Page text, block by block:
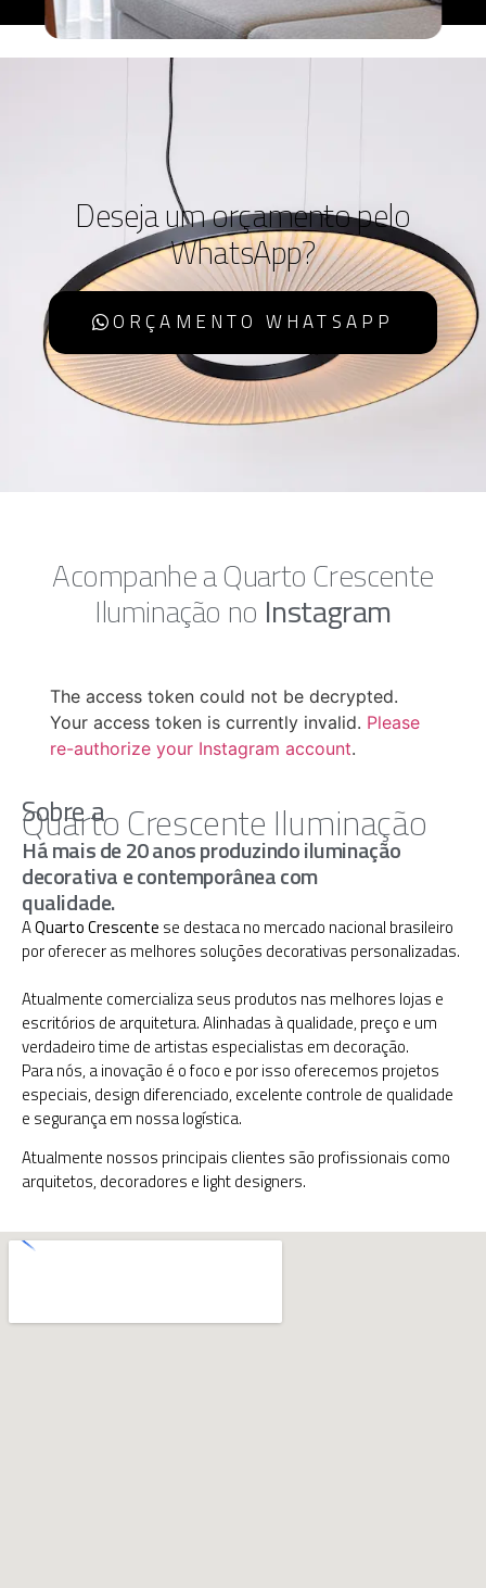
Deseja um orçamento pelo
WhatsApp?
ORÇAMENTO WHATSAPP
Acompanhe a Quarto Crescente
Iluminação no Instagram
The access token could not be decrypted.
Your access token is currently invalid. Please
re-authorize your Instagram account.
Sobre a
Quarto Crescente Iluminação
Há mais de 20 anos produzindo iluminação
decorativa e contemporânea com
qualidade.
AQuarto Crescente se destaca no mercado nacional brasileiro
por oferecer as melhores soluções decorativas personalizadas.
Atualmente comercializa seus produtos nas melhores lojas e
escritórios de arquitetura. Alinhadas à qualidade, preço e um
verdadeiro time de artistas especialistas em decoração.
Para nós, a inovação é o foco e por isso oferecemos projetos
especiais, design diferenciado, excelente controle de qualidade
e segurança em nossa logística.
Atualmente nossos principais clientes são profissionais como
arquitetos, decoradores e light designers.